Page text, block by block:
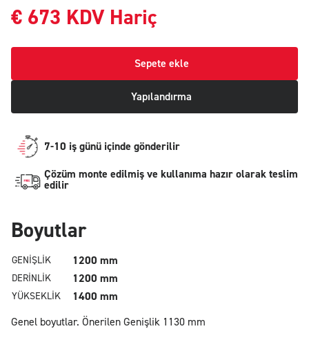
€ 673 KDV Hariç
Sepete ekle
Yapılandırma
7-10 iş günü içinde gönderilir
Çözüm monte edilmiş ve kullanıma hazır olarak teslim
edilir
Boyutlar
GENIŞLIK 1200 mm
DERINLIK 1200 mm
YÜKSEKLIK
1400 mm
Genel boyutlar. Önerilen Genişlik 1130 mm